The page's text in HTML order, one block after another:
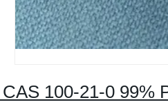
100-21-0 99%